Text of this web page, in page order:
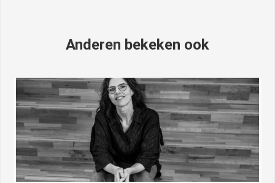
Anderen bekeken ook